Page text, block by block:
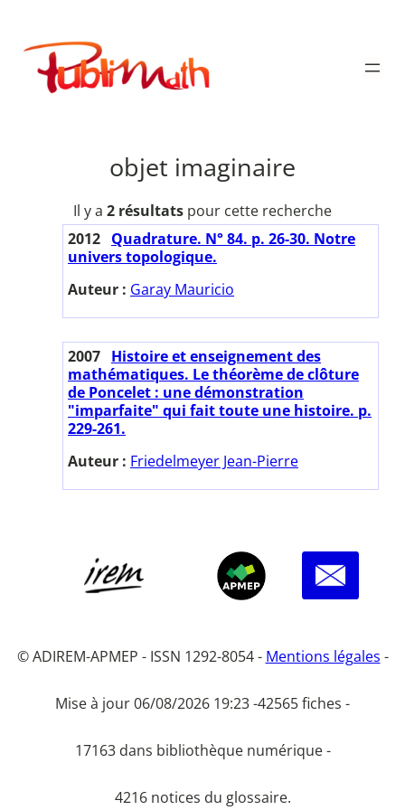
contenu
Publimath
objet imaginaire
Il y a 2 résultats pour cette recherche
2012 Quadrature. N° 84. p. 26-30. Notre
univers topologique.
Auteur : Garay Mauricio
2007 Histoire et enseignement des
mathématiques. Le théorème de clôture
de Poncelet : une démonstration
"imparfaite" qui fait toute une histoire. p.
229-261.
Auteur : Friedelmeyer Jean-Pierre
© ADIREM-APMEP - ISSN 1292-8054 - Mentions légales -
Mise à jour 06/08/2026 19:23 -42565 fiches -
17163 dans bibliothèque numérique -
4216 notices du glossaire.